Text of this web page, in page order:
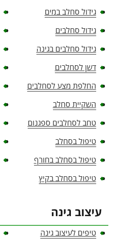
גידול סחלב במים
גידול סחלבים
גידול סחלבים בגינה
דשן לסחלבים
החלפת מצע לסחלבים
השקיית סחלב
טחב לסחלבים ספגנום
טיפול בסחלב
טיפול בסחלב בחורף
טיפול בסחלב בקיץ
עיצוב גינה
טיפים לעיצוב גינה